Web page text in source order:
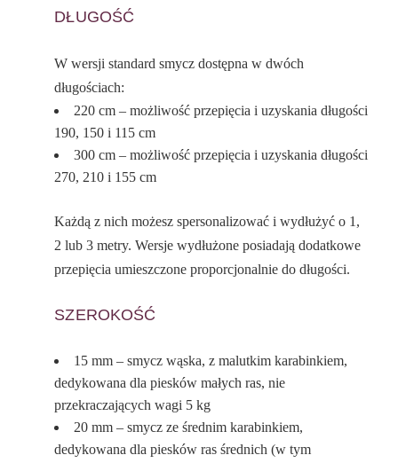
DŁUGOŚĆ
W wersji standard smycz dostępna w dwóch
długościach:
220 cm – możliwość przepięcia i uzyskania długości
190, 150 i 115 cm
300 cm – możliwość przepięcia i uzyskania długości
270, 210 i 155 cm
Każdą z nich możesz spersonalizować i wydłużyć o 1,
2 lub 3 metry. Wersje wydłużone posiadają dodatkowe
przepięcia umieszczone proporcjonalnie do długości.
SZEROKOŚĆ
15 mm – smycz wąska, z malutkim karabinkiem,
dedykowana dla piesków małych ras, nie
przekraczających wagi 5 kg
20 mm – smycz ze średnim karabinkiem,
dedykowana dla piesków ras średnich (w tym